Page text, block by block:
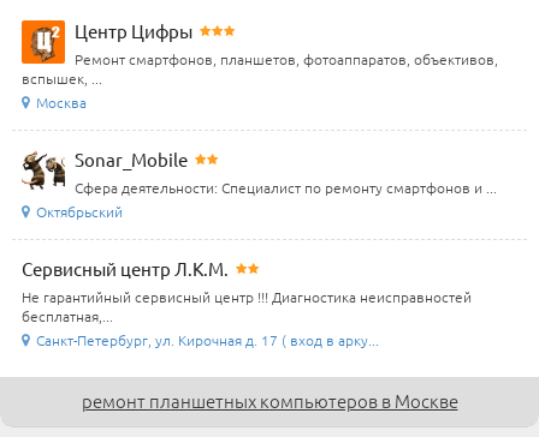
Центр Цифры
Ремонт смартфонов, планшетов, фотоаппаратов, объективов,
вспышек, ...
Москва
Sonar_Mobile
Сфера деятельности: Специалист по ремонту смартфонов и ...
Октябрьский
Сервисный центр Л.К.М.
Не гарантийный сервисный центр !!! Диагностика неисправностей
бесплатная,...
Санкт-Петербург, ул. Кирочная д. 17 ( вход в арку...
ремонт планшетных компьютеров в Москве